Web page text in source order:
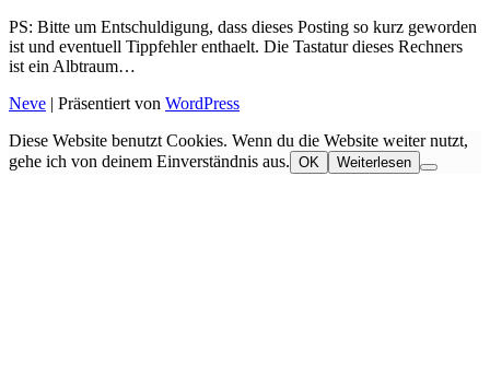
PS: Bitte um Entschuldigung, dass dieses Posting so kurz geworden
ist und eventuell Tippfehler enthaelt. Die Tastatur dieses Rechners
ist ein Albtraum…
Neve | Präsentiert von WordPress
Diese Website benutzt Cookies. Wenn du die Website weiter nutzt,
gehe ich von deinem Einverständnis aus. OK Weiterlesen